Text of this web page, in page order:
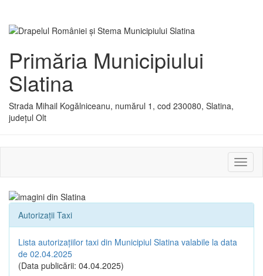
Primăria Municipiului
Slatina
Strada Mihail Kogălniceanu, numărul 1, cod 230080, Slatina,
județul Olt
sau
Autorizații Taxi
Lista autorizațiilor taxi din Municipiul Slatina valabile la data
de 02.04.2025
(Data publicării: 04.04.2025)